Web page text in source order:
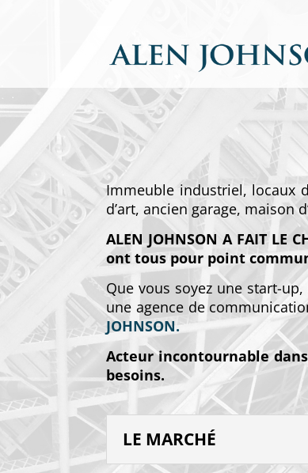
Immeuble industriel, locaux
d’art, ancien garage, maison
ALEN JOHNSON A FAIT LE
ont tous pour point
Que vous soyez une start-
une agence de
JOHNSON.
Acteur incontournable
besoins.
LE MARCHÉ